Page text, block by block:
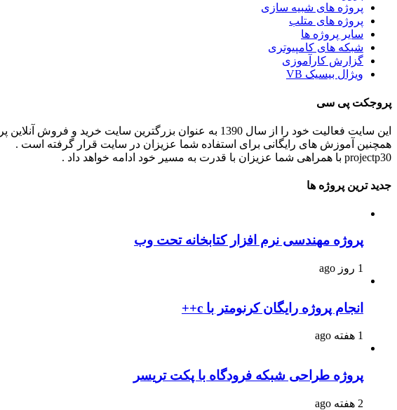
پروژه های شبیه سازی
پروژه های متلب
سایر پروژه ها
شبکه های کامپیوتری
گزارش کارآموزی
ویژال بیسیک VB
پروجکت پی سی
این سایت فعالیت خود را از سال 1390 به عنوان بزرگترین سایت خرید و فروش آنلاین پروژه های برنامه نویسی و انجام پروژه های برنامه نویسی کاربردی و دانشجویی در ایران شروع کرده است.
همچنین آموزش های رایگانی برای استفاده شما عزیزان در سایت قرار گرفته است .
projectp30 با همراهی شما عزیزان با قدرت به مسیر خود ادامه خواهد داد .
جدید ترین پروژه ها
پروژه مهندسی نرم افزار کتابخانه تحت وب
1 روز ago
انجام پروژه رایگان کرنومتر با c++
1 هفته ago
پروژه طراحی شبکه فرودگاه با پکت تریسر
2 هفته ago